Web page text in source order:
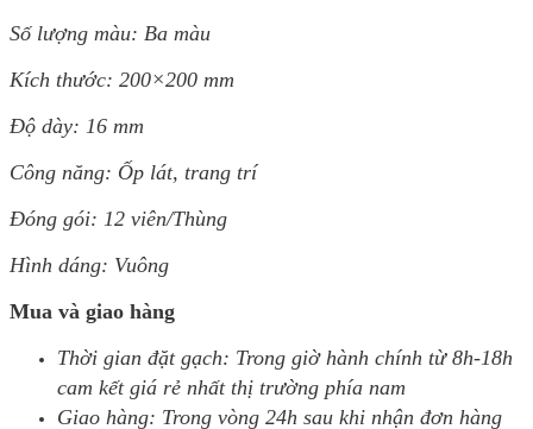
Số lượng màu: Ba màu
Kích thước: 200×200 mm
Độ dày: 16 mm
Công năng: Ốp lát, trang trí
Đóng gói: 12 viên/Thùng
Hình dáng: Vuông
Mua và giao hàng
Thời gian đặt gạch: Trong giờ hành chính từ 8h-18h
cam kết giá rẻ nhất thị trường phía nam
Giao hàng: Trong vòng 24h sau khi nhận đơn hàng